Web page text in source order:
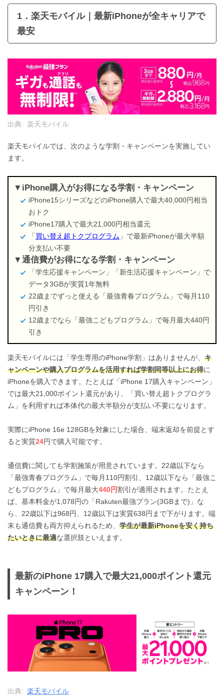
1．楽天モバイル｜最新iPhoneが全キャリアで
最安
出典: 楽天モバイル
楽天モバイルでは、次のような学割・キャンペーンを実施してい
ます。
iPhone購入がお得になる学割・キャンペーン
iPhone15シリーズなどのiPhone購入で最大40,000円相当
おトク
iPhone17購入で最大21,000円相当還元
「 買い替え超トクプログラム 」で最新iPhoneが最大半額
分支払い不要
通信費がお得になる学割・キャンペーン
「学生応援キャンペーン」「新生活応援キャンペーン」で
データ3GBが実質1年無料
22歳までずっと使える「最強青春プログラム」で毎月110
円引き
12歳までなら「最強こどもプログラム」で毎月最大440円
引き
楽天モバイルには「学生専用のiPhone学割」はありませんが、 キ
ャンペーンや購入プログラムを活用すれば学割同等以上にお得に
iPhoneを購入できます。たとえば「iPhone 17購入キャンペーン」
では最大21,000ポイント還元があり、「買い替え超トクプログラ
ム」を利用すれば本体代の最大半額分が支払い不要になります。
実際にiPhone 16e 128GBを対象にした場合、端末返却を前提とす
ると実質24円で購入可能です。
通信費に関しても学割施策が用意されています。22歳以下なら
「最強青春プログラム」で毎月110円割引、12歳以下なら「最強こ
どもプログラム」で毎月最大440円割引が適用されます。たとえ
ば、基本料金が1,078円の「Rakuten最強プラン(3GBまで)」な
ら、22歳以下は968円、12歳以下は実質638円まで下がります。端
末も通信費も両方抑えられるため、 学生が最新iPhoneを安く持ち
たいときに最適な選択肢といえます。
最新のiPhone 17購入で最大21,000ポイント還元
キャンペーン！
出典: 楽天モバイル